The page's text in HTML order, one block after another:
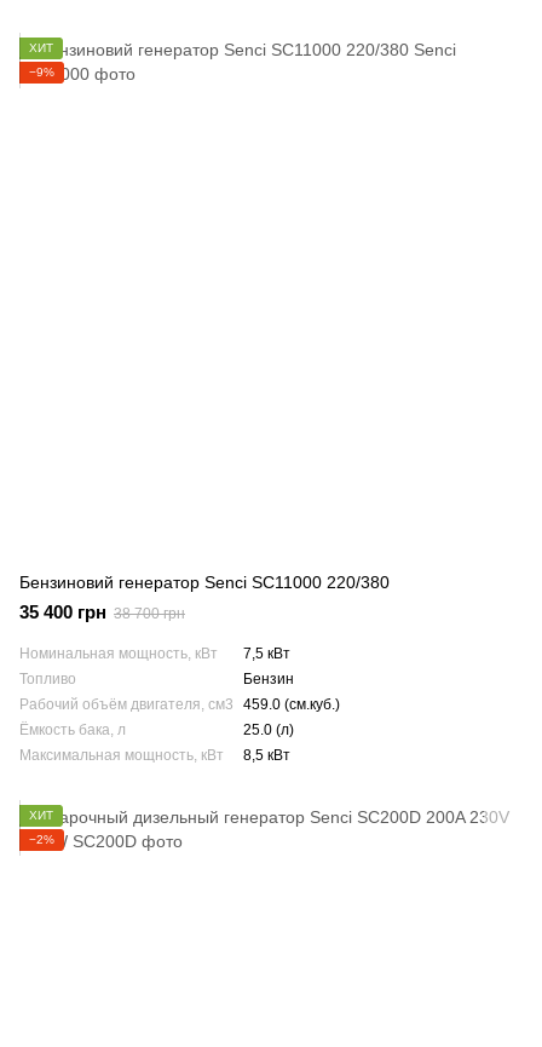
ХИТ
−9%
Бензиновий генератор Senci SC11000 220/380
35 400 грн 38 700 грн
Номинальная мощность, кВт
7,5 кВт
Топливо
Бензин
Рабочий объём двигателя, см3
459.0 (см.куб.)
Ёмкость бака, л
25.0 (л)
Максимальная мощность, кВт
8,5 кВт
ХИТ
−2%